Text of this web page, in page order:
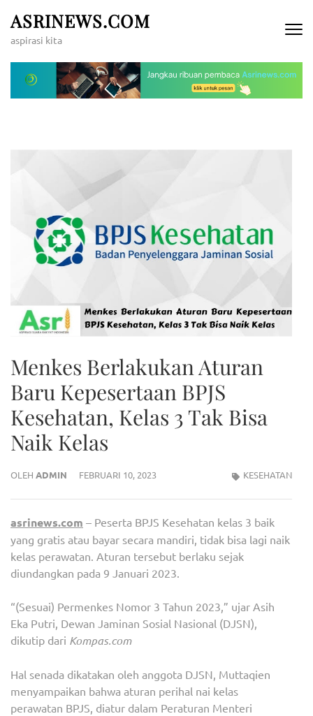
ke
konten
Enter)
ASRINEWS.COM
aspirasi kita
Menkes Berlakukan Aturan
Baru Kepesertaan BPJS
Kesehatan, Kelas 3 Tak Bisa
Naik Kelas
OLEH ADMIN FEBRUARI 10, 2023 KESEHATAN
asrinews.com – Peserta BPJS Kesehatan kelas 3 baik
yang gratis atau bayar secara mandiri, tidak bisa lagi naik
kelas perawatan. Aturan tersebut berlaku sejak
diundangkan pada 9 Januari 2023.
“(Sesuai) Permenkes Nomor 3 Tahun 2023,” ujar Asih
Eka Putri, Dewan Jaminan Sosial Nasional (DJSN),
dikutip dari Kompas.com
Hal senada dikatakan oleh anggota DJSN, Muttaqien
menyampaikan bahwa aturan perihal nai kelas
perawatan BPJS, diatur dalam Peraturan Menteri